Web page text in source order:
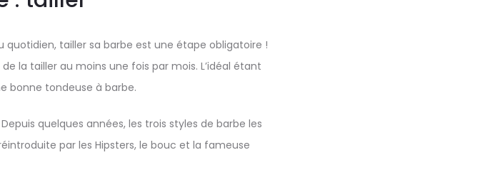
tailler sa barbe est une étape obligatoire !
la tailler au moins une fois par mois. L’idéal étant
bonne tondeuse à barbe.
quelques années, les trois styles de barbe les
par les Hipsters, le bouc et la fameuse